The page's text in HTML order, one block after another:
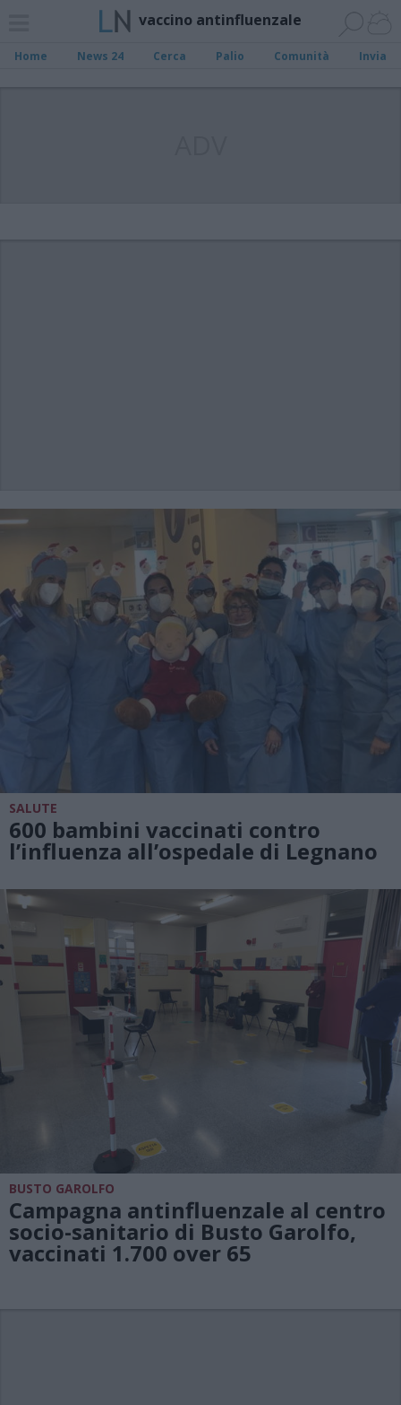
vaccino antinfluenzale
Home News 24 Cerca Palio Comunità Invia
SALUTE
600 bambini vaccinati contro
l’influenza all’ospedale di Legnano
BUSTO GAROLFO
Campagna antinfluenzale al centro
socio-sanitario di Busto Garolfo,
vaccinati 1.700 over 65